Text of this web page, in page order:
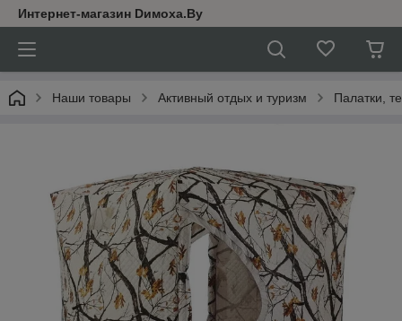
Интернет-магазин Dимoхa.By
Наши товары Активный отдых и туризм Палатки,